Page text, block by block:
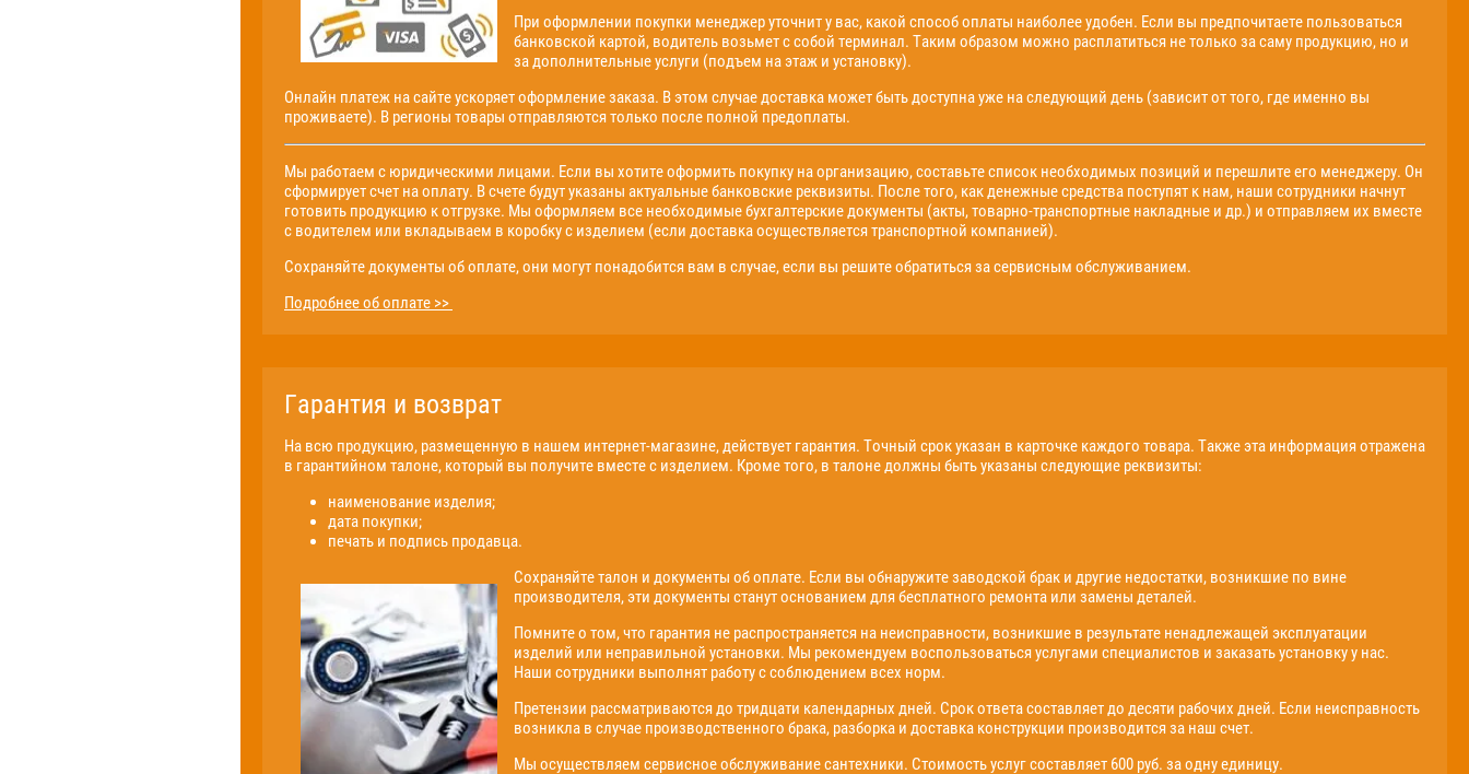
При оформлении покупки менеджер уточнит у вас, какой способ оплаты наиболее удобен. Если вы предпочитаете пользоваться
банковской картой, водитель возьмет с собой терминал. Таким образом можно расплатиться не только за саму продукцию, но и
за дополнительные услуги (подъем на этаж и установку).
Онлайн платеж на сайте ускоряет оформление заказа. В этом случае доставка может быть доступна уже на следующий день (зависит от того, где именно вы
проживаете). В регионы товары отправляются только после полной предоплаты.
Мы работаем с юридическими лицами. Если вы хотите оформить покупку на организацию, составьте список необходимых позиций и перешлите его менеджеру. Он
сформирует счет на оплату. В счете будут указаны актуальные банковские реквизиты. После того, как денежные средства поступят к нам, наши сотрудники начнут
готовить продукцию к отгрузке. Мы оформляем все необходимые бухгалтерские документы (акты, товарно-транспортные накладные и др.) и отправляем их вместе
с водителем или вкладываем в коробку с изделием (если доставка осуществляется транспортной компанией).
Сохраняйте документы об оплате, они могут понадобится вам в случае, если вы решите обратиться за сервисным обслуживанием.
Подробнее об оплате >>
Гарантия и возврат
На всю продукцию, размещенную в нашем интернет-магазине, действует гарантия. Точный срок указан в карточке каждого товара. Также эта информация отражена
в гарантийном талоне, который вы получите вместе с изделием. Кроме того, в талоне должны быть указаны следующие реквизиты:
наименование изделия;
дата покупки;
печать и подпись продавца.
Сохраняйте талон и документы об оплате. Если вы обнаружите заводской брак и другие недостатки, возникшие по вине
производителя, эти документы станут основанием для бесплатного ремонта или замены деталей.
Помните о том, что гарантия не распространяется на неисправности, возникшие в результате ненадлежащей эксплуатации
изделий или неправильной установки. Мы рекомендуем воспользоваться услугами специалистов и заказать установку у нас.
Наши сотрудники выполнят работу с соблюдением всех норм.
Претензии рассматриваются до тридцати календарных дней. Срок ответа составляет до десяти рабочих дней. Если неисправность
возникла в случае производственного брака, разборка и доставка конструкции производится за наш счет.
Мы осуществляем сервисное обслуживание сантехники. Стоимость услуг составляет 600 руб. за одну единицу.